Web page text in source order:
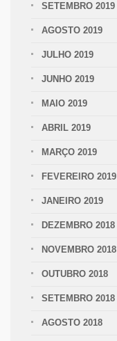
SETEMBRO 2019
AGOSTO 2019
JULHO 2019
JUNHO 2019
MAIO 2019
ABRIL 2019
MARÇO 2019
FEVEREIRO 2019
JANEIRO 2019
DEZEMBRO 2018
NOVEMBRO 2018
OUTUBRO 2018
SETEMBRO 2018
AGOSTO 2018